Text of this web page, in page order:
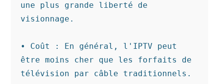
une plus grande liberté de
visionnage.
• Coût : En général, l'IPTV peut
être moins cher que les forfaits de
télévision par câble traditionnels.